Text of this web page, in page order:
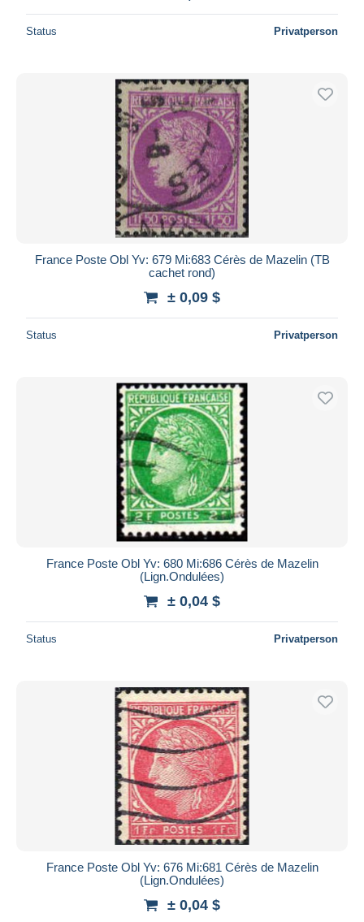
Status Privatperson
France Poste Obl Yv: 679 Mi:683 Cérès de Mazelin (TB
cachet rond)
± 0,09 $
Status Privatperson
France Poste Obl Yv: 680 Mi:686 Cérès de Mazelin
(Lign.Ondulées)
± 0,04 $
Status Privatperson
France Poste Obl Yv: 676 Mi:681 Cérès de Mazelin
(Lign.Ondulées)
± 0,04 $